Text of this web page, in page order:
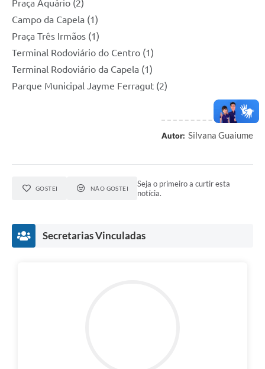
Praça Aquário (2)
Campo da Capela (1)
Praça Três Irmãos (1)
Terminal Rodoviário do Centro (1)
Terminal Rodoviário da Capela (1)
Parque Municipal Jayme Ferragut (2)
Autor: Silvana Guaiume
GOSTEI NÃO GOSTEI
Seja o primeiro a curtir esta
notícia.
Secretarias Vinculadas